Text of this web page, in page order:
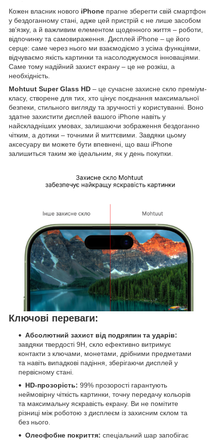
Кожен власник нового iPhone прагне зберегти свій смартфон
у бездоганному стані, адже цей пристрій є не лише засобом
зв’язку, а й важливим елементом щоденного життя – роботи,
відпочинку та самовираження. Дисплей iPhone – це його
серце: саме через нього ми взаємодіємо з усіма функціями,
відчуваємо якість картинки та насолоджуємося інноваціями.
Саме тому надійний захист екрану – це не розкіш, а
необхідність.
Mohtuut Super Glass HD – це сучасне захисне скло преміум-
класу, створене для тих, хто цінує поєднання максимальної
безпеки, стильного вигляду та зручності у користуванні. Воно
здатне захистити дисплей вашого iPhone навіть у
найскладніших умовах, залишаючи зображення бездоганно
чітким, а дотики – точними й миттєвими. Завдяки цьому
аксесуару ви можете бути впевнені, що ваш iPhone
залишиться таким же ідеальним, як у день покупки.
Ключові переваги:
Абсолютний захист від подряпин та ударів:
завдяки твердості 9H, скло ефективно витримує
контакти з ключами, монетами, дрібними предметами
та навіть випадкові падіння, зберігаючи дисплей у
первісному стані.
HD-прозорість: 99% прозорості гарантують
неймовірну чіткість картинки, точну передачу кольорів
та максимальну яскравість екрану. Ви не помітите
різниці між роботою з дисплеєм із захисним склом та
без нього.
Олеофобне покриття: спеціальний шар запобігає